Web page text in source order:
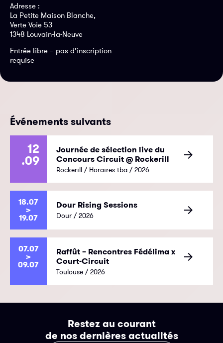
Adresse :
La Petite Maison Blanche,
Verte Voie 53
1348 Louvain-la-Neuve
Entrée libre – pas d’inscription
requise
Événements suivants
12
.09
Journée de sélection live du
Concours Circuit @ Rockerill
Rockerill / Horaires tba / 2026
18.07
>
19.07
Dour Rising Sessions
Dour / 2026
07.07
>
09.07
Raffût – Rencontres Fédélima x
Court-Circuit
Toulouse / 2026
Restez au courant
de nos dernières actualités